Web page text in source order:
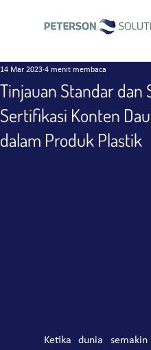
Tinjauan Standar dan
Sertifikasi Konten
dalam Produk Plastik
14 Mar 2023 4 menit membaca